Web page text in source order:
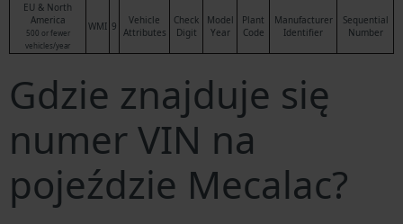
EU & North
America
500 or fewer
vehicles/year
WMI 9
Vehicle
Attributes
Check
Digit
Model
Year
Plant
Code
Manufacturer
Identifier
Sequential
Number
Gdzie znajduje się
numer VIN na
pojeździe Mecalac?